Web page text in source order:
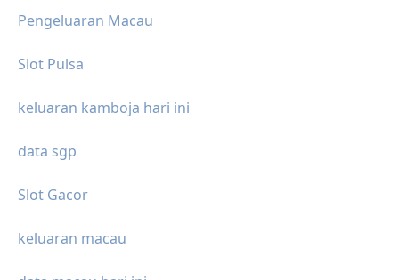
Pengeluaran Macau
Slot Pulsa
keluaran kamboja hari ini
data sgp
Slot Gacor
keluaran macau